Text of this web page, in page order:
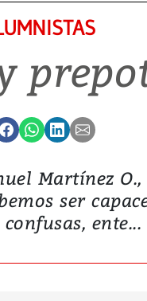
Martínez
ser
ente...